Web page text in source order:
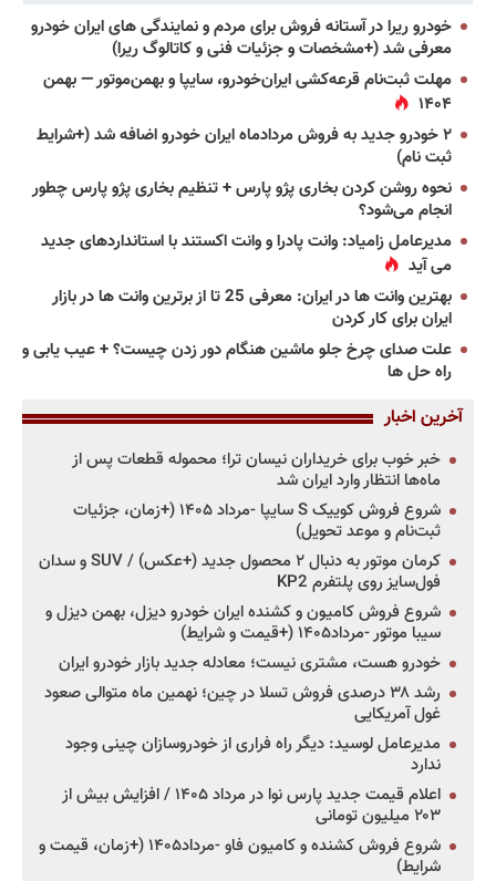
خودرو ریرا در آستانه فروش برای مردم و نمایندگی های ایران خودرو
معرفی شد (+مشخصات و جزئیات فنی و کاتالوگ ریرا)
مهلت ثبت‌نام قرعه‌کشی ایران‌خودرو، سایپا و بهمن‌موتور — بهمن
۱۴۰۴
۲ خودرو جدید به فروش مردادماه ایران خودرو اضافه شد (+شرایط
ثبت نام)
نحوه روشن کردن بخاری پژو پارس + تنظیم بخاری پژو پارس چطور
انجام می‌شود؟
مدیرعامل زامیاد: وانت پادرا و وانت اکستند با استانداردهای جدید
می آید
بهترین وانت ها در ایران: معرفی 25 تا از برترین وانت ها در بازار
ایران برای کار کردن
علت صدای چرخ جلو ماشین هنگام دور زدن چیست؟ + عیب یابی و
راه حل ها
آخرین اخبار
خبر خوب برای خریداران نیسان ترا؛ محموله قطعات پس از
ماه‌ها انتظار وارد ایران شد
شروع فروش کوییک S سایپا -مرداد ۱۴۰۵ (+زمان، جزئیات
ثبت‌نام و موعد تحویل)
کرمان موتور به دنبال ۲ محصول جدید (+عکس) / SUV و سدان
فول‌سایز روی پلتفرم KP2
شروع فروش کامیون و کشنده ایران خودرو دیزل، بهمن دیزل و
سیبا موتور -مرداد۱۴۰۵ (+قیمت و شرایط)
خودرو هست، مشتری نیست؛ معادله جدید بازار خودرو ایران
رشد ۳۸ درصدی فروش تسلا در چین؛ نهمین ماه متوالی صعود
غول آمریکایی
مدیرعامل لوسید: دیگر راه فراری از خودروسازان چینی وجود
ندارد
اعلام قیمت جدید پارس نوا در مرداد ۱۴۰۵ / افزایش بیش از
۲۰۳ میلیون تومانی
شروع فروش کشنده و کامیون فاو -مرداد۱۴۰۵ (+زمان، قیمت و
شرایط)